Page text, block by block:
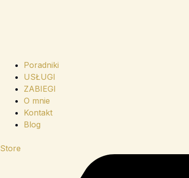
Poradniki
USŁUGI
ZABIEGI
O mnie
Kontakt
Blog
Store